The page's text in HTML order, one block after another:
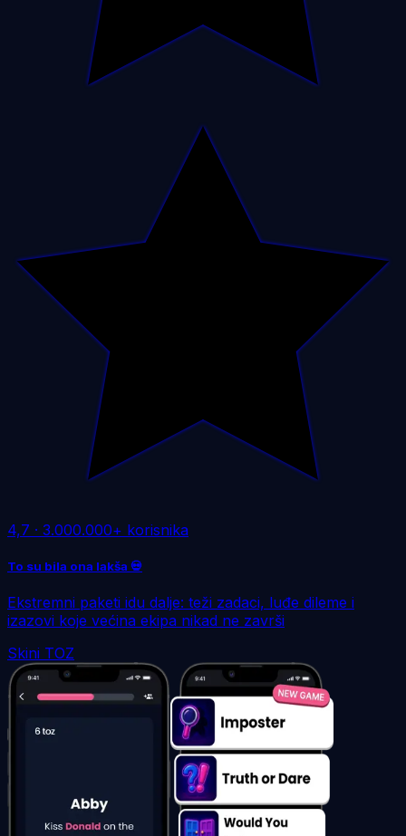
4,7 · 3.000.000+ korisnika
To su bila ona lakša 💀
Ekstremni paketi idu dalje: teži zadaci, luđe dileme i
izazovi koje većina ekipa nikad ne završi
Skini TOZ